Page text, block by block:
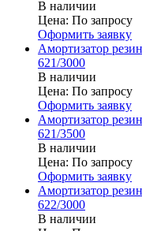
В наличии
Цена: По запросу
Оформить заявку
Амортизатор
621/3000
В наличии
Цена: По запросу
Оформить заявку
Амортизатор
621/3500
В наличии
Цена: По запросу
Оформить заявку
Амортизатор
622/3000
В наличии